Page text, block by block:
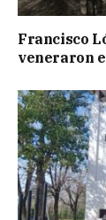
Francisco
veneraron